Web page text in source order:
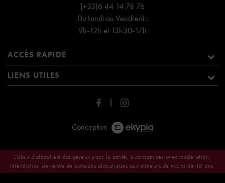
(+33)6 44 14 78 76
Du Lundi au Vendredi :
9h-12h et 13h30-17h
ACCÈS RAPIDE
LIENS UTILES
Conception
L’abus d’alcool est dangereux pour la santé, à consommer avec modération.
Interdiction de vente de boissons alcooliques aux mineurs de moins de 18 ans.